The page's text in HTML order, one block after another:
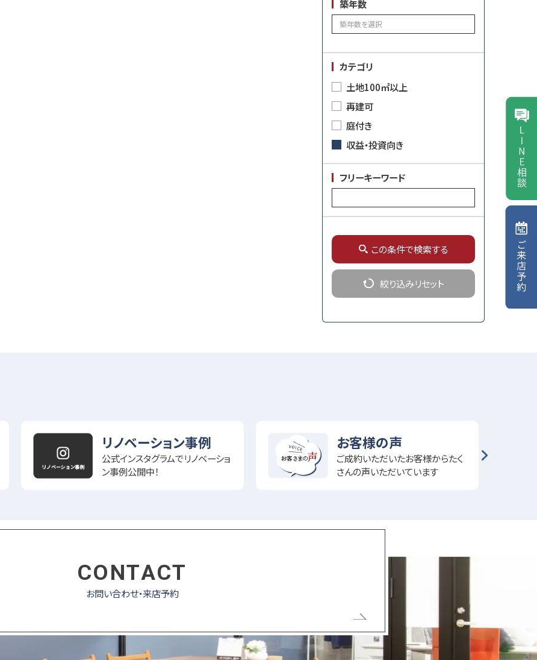
築年数
カテゴリ
土地100㎡以上
再建可
庭付き
収益・投資向き
フリーキーワード
この条件で検索する
絞り込みリセット
リノベーション事例
公式インスタグラムでリノベーショ
ン事例公開中！
お客様の声
ご成約いただいたお客様からたく
さんの声いただいています
CONTACT
お問い合わせ・来店予約